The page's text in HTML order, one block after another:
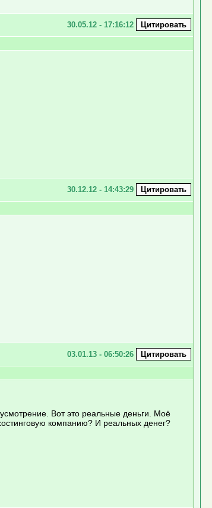
30.05.12 - 17:16:12
30.12.12 - 14:43:29
03.01.13 - 06:50:26
Вот это реальные деньги. Моё
компанию? И реальных денег?